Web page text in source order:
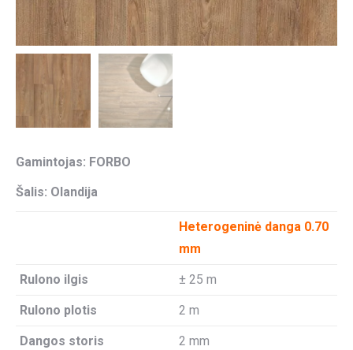
Gamintojas: FORBO
Šalis: Olandija
Heterogeninė danga 0.70
mm
Rulono ilgis ± 25 m
Rulono plotis 2 m
Dangos storis 2 mm